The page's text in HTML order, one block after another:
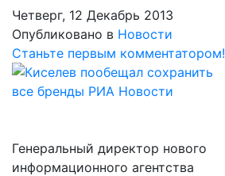
Четверг, 12 Декабрь 2013
Опубликовано в Новости
Станьте первым комментатором!
Генеральный директор нового
информационного агентства